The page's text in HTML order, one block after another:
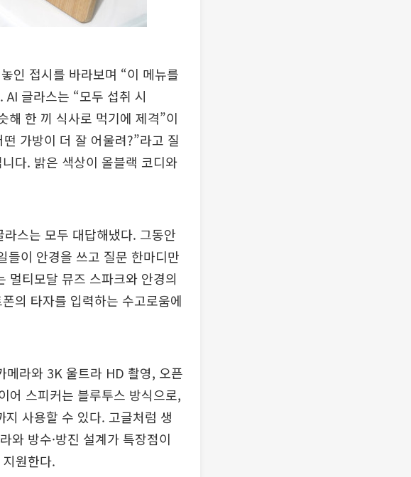
인 접시를 바라보며 “이 메뉴를
글라스는 “모두 섭취 시
한 끼 식사로 먹기에 제격”이
가방이 더 잘 어울려?”라고 질
다. 밝은 색상이 올블랙 코디와
스는 모두 대답해냈다. 그동안
들이 안경을 쓰고 질문 한마디만
멀티모달 뮤즈 스파크와 안경의
의 타자를 입력하는 수고로움에
메라와 3K 울트라 HD 촬영, 오픈
어 스피커는 블루투스 방식으로,
사용할 수 있다. 고글처럼 생
와 방수·방진 설계가 특장점이
원한다.